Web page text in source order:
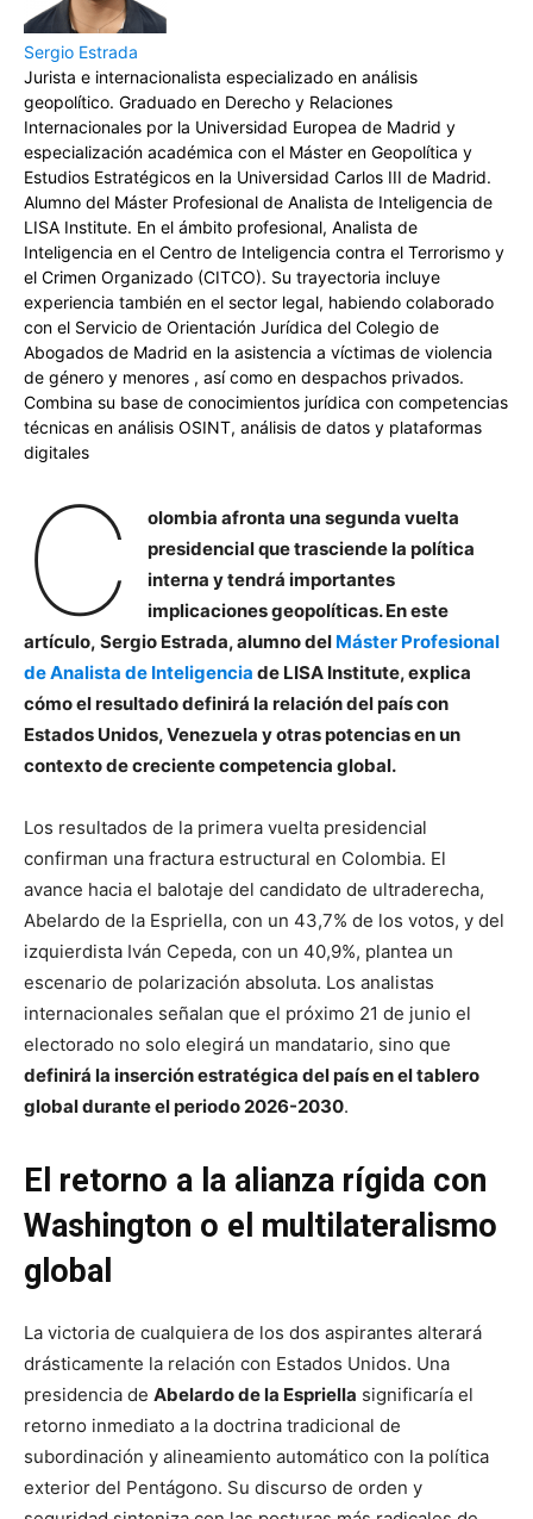
Sergio Estrada
Jurista e internacionalista especializado en análisis
geopolítico. Graduado en Derecho y Relaciones
Internacionales por la Universidad Europea de Madrid y
especialización académica con el Máster en Geopolítica y
Estudios Estratégicos en la Universidad Carlos III de Madrid.
Alumno del Máster Profesional de Analista de Inteligencia de
LISA Institute. En el ámbito profesional, Analista de
Inteligencia en el Centro de Inteligencia contra el Terrorismo y
el Crimen Organizado (CITCO). Su trayectoria incluye
experiencia también en el sector legal, habiendo colaborado
con el Servicio de Orientación Jurídica del Colegio de
Abogados de Madrid en la asistencia a víctimas de violencia
de género y menores , así como en despachos privados.
Combina su base de conocimientos jurídica con competencias
técnicas en análisis OSINT, análisis de datos y plataformas
digitales
C
olombia afronta una segunda vuelta
presidencial que trasciende la política
interna y tendrá importantes
implicaciones geopolíticas. En este
artículo, Sergio Estrada, alumno del Máster Profesional
de Analista de Inteligencia de LISA Institute, explica
cómo el resultado definirá la relación del país con
Estados Unidos, Venezuela y otras potencias en un
contexto de creciente competencia global.
Los resultados de la primera vuelta presidencial
confirman una fractura estructural en Colombia. El
avance hacia el balotaje del candidato de ultraderecha,
Abelardo de la Espriella, con un 43,7% de los votos, y del
izquierdista Iván Cepeda, con un 40,9%, plantea un
escenario de polarización absoluta. Los analistas
internacionales señalan que el próximo 21 de junio el
electorado no solo elegirá un mandatario, sino que
definirá la inserción estratégica del país en el tablero
global durante el periodo 2026-2030.
El retorno a la alianza rígida con
Washington o el multilateralismo
global
La victoria de cualquiera de los dos aspirantes alterará
drásticamente la relación con Estados Unidos. Una
presidencia de Abelardo de la Espriella significaría el
retorno inmediato a la doctrina tradicional de
subordinación y alineamiento automático con la política
exterior del Pentágono. Su discurso de orden y